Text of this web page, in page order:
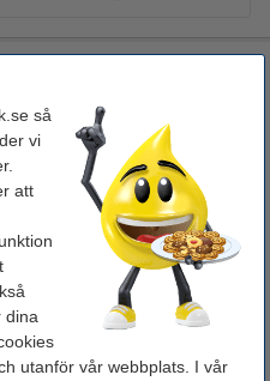
så
vi
att
dina
utanför vår webbplats. I vår
43 x 32 cm (LxB)
och beskrivningen
vi imorgon!
Beställ